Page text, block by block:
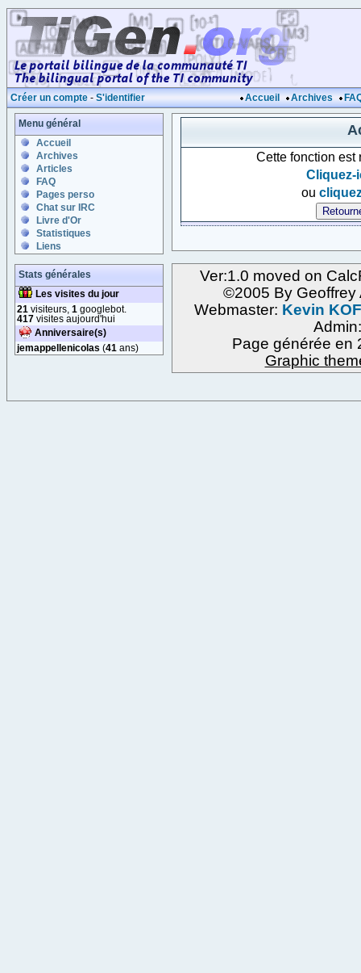
Créer un compte - S'identifier Accueil Archives
Menu général
Accueil
Archives
Articles
FAQ
Pages perso
Chat sur IRC
Livre d'Or
Statistiques
Liens
Stats générales
Les visites du jour
21 visiteurs, 1 googlebot.
417 visites aujourd'hui
Anniversaire(s)
jemappellenicolas (41 ans)
Cette fonction est
Cliquez-
ou
Ver:1.0 moved on
©2005 By Geoffrey
Webmaster: Kevin
Page générée en
Graphic